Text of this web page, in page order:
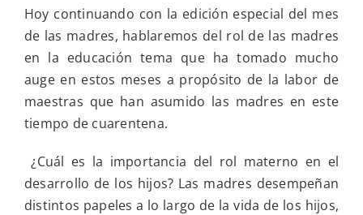
madres
en
la
educación
y
en
la
reflexión
Dios
cuando
hay
Fe
Hoy continuando con la edición especial del mes
de las madres, hablaremos del rol de las madres
en la educación tema que ha tomado mucho
auge en estos meses a propósito de la labor de
maestras que han asumido las madres en este
tiempo de cuarentena.
¿Cuál es la importancia del rol materno en el
desarrollo de los hijos? Las madres desempeñan
distintos papeles a lo largo de la vida de los hijos,